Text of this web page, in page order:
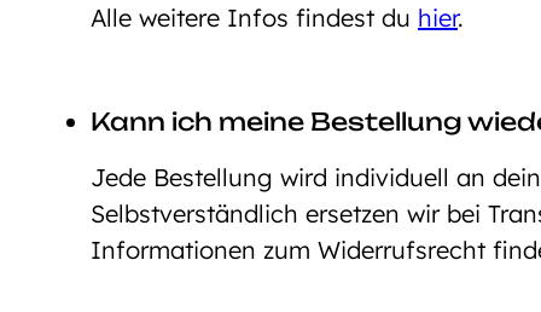
Alle weitere Infos findest du hier.
Kann ich meine Bestellung
Jede Bestellung wird individuell an
Selbstverständlich ersetzen wir bei
Informationen zum Widerrufsrecht